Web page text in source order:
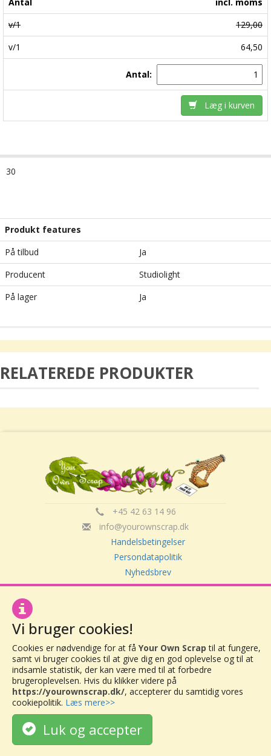
v/1
129,00
v/1
64,50
Antal:
Læg i kurven
30
Produkt features
På tilbud
Ja
Producent
Studiolight
På lager
Ja
RELATEREDE PRODUKTER
+45 42 63 14 96
info@yourownscrap.dk
Handelsbetingelser
Persondatapolitik
Nyhedsbrev
Om Your Own Scrap
Your Own Scrap
CVR: 30416082
Vor Frue Hovedgade 20
4000 Roskilde
Vi bruger cookies!
Cookies er nødvendige for at få Your Own Scrap til at fungere,
samt vi bruger cookies til at give dig en god oplevelse og til at
indsamle statistik, der kan være med til at forbedre
brugeroplevelsen. Hvis du klikker videre på
https://yourownscrap.dk/, accepterer du samtidig vores
cookiepolitik. Læs mere>>
Luk og accepter